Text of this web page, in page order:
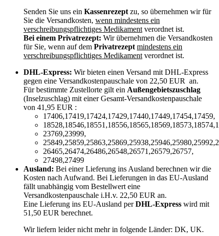
Senden Sie uns ein Kassenrezeptzu, so übernehmen wir für
Sie die Versandkosten, wenn mindestens ein
verschreibungspflichtiges Medikamentverordnet ist.
Bei einem Privatrezept: Wir übernehmen die Versandkosten
für Sie, wenn auf dem Privatrezept mindestens ein
verschreibungspflichtiges Medikamentverordnet ist.
DHL-Express: Wir bieten einen Versand mit DHL-Express
gegen eine Versandkostenpauschale von 22,50 EUR an.
Für bestimmte Zustellorte gilt ein Außengebietszuschlag
(Inselzuschlag) mit einer Gesamt-Versandkostenpauschale
von 41,95 EUR :
17406,17419,17424,17429,17440,17449,17454,17459,
23769,23999,
26465,26474,26486,26548,26571,26579,26757,
27498,27499
Ausland: Bei einer Lieferung ins Ausland berechnen wir die
Kosten nach Aufwand. Bei Lieferungen in das EU-Ausland
fällt unabhängig vom Bestellwert eine
Versandkostenpauschale i.H.v. 22,50 EUR an.
Eine Lieferung ins EU-Ausland perDHL-Express wird mit
51,50 EUR berechnet.
Wir liefern leider nicht mehr in folgende Länder: DK, UK.